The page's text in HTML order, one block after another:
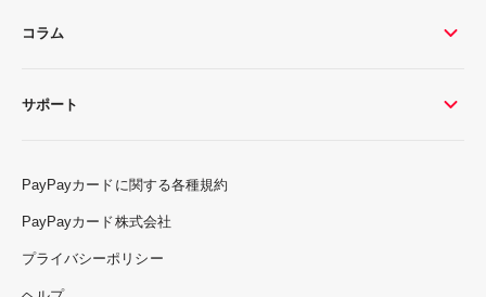
コラム
サポート
PayPayカードに関する各種規約
PayPayカード株式会社
プライバシーポリシー